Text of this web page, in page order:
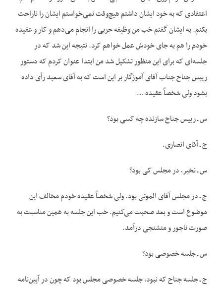
اعتقادی که به خود ایشان داشتم هیچ‌وقت نمی‌خواستم ایشان را ناراحت
بکنم. به ایشان گفتم خب من وظیفه حزبی را انجام می‌دهم و کار و عقیده
خودم را هم به جای خودش عمل خواهم کرد. نتیجه این شد که در
جلسه‌ای که برای این منظور تشکیل شد من ابتدا عنوان کردم که دستور
رییس جناح جناب آقای آموزگار بر این است که به آقای سعید رأی داده
بشود ولی شخصاً عقیده …
س ـ رییس جناح سازنده چه کسی بود؟
ج ـ آقای انصاری.
س ـ نخیر، در مجلس کی بود؟
ج ـ در مجلس آقای الموتی بود. ولی شخصاً عقیده خودم مخالف این
موضوع است و بعد صحبت می‌کنیم. خب این جلسه به همین مناسبت به
صورت ناجور و متشنجی درآمد.
س ـ جلسه خصوصی بود؟
ج ـ جلسه جناح که نبود، جلسه خصوصی مجلس بود که چون در آیین‌نامه